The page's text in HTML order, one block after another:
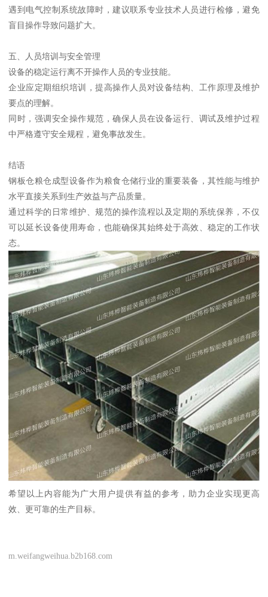
遇到电气控制系统故障时，建议联系专业技术人员进行检修，避免
盲目操作导致问题扩大。
五、人员培训与安全管理
设备的稳定运行离不开操作人员的专业技能。
企业应定期组织培训，提高操作人员对设备结构、工作原理及维护
要点的理解。
同时，强调安全操作规范，确保人员在设备运行、调试及维护过程
中严格遵守安全规程，避免事故发生。
结语
钢板仓粮仓成型设备作为粮食仓储行业的重要装备，其性能与维护
水平直接关系到生产效益与产品质量。
通过科学的日常维护、规范的操作流程以及定期的系统保养，不仅
可以延长设备使用寿命，也能确保其始终处于高效、稳定的工作状
态。
希望以上内容能为广大用户提供有益的参考，助力企业实现更高
效、更可靠的生产目标。
m.weifangweihua.b2b168.com